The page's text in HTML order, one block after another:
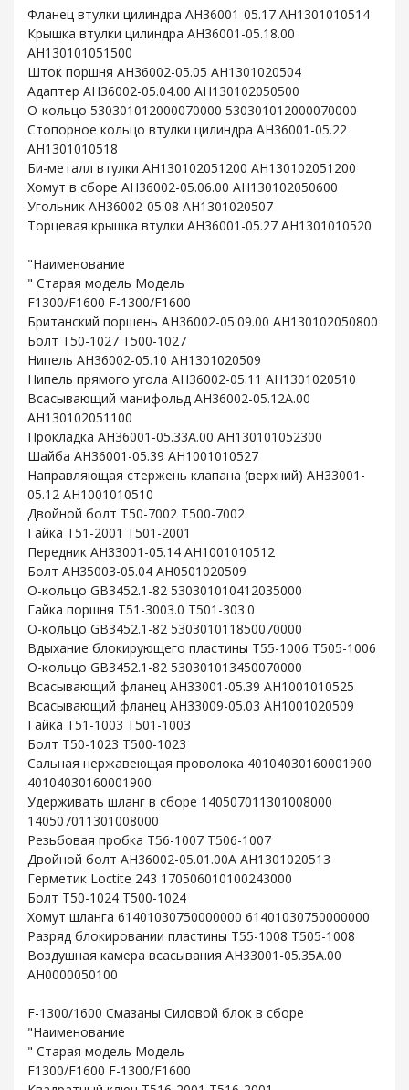
Фланец втулки цилиндра AH36001-05.17 AH1301010514
Крышка втулки цилиндра AH36001-05.18.00
AH130101051500
Шток поршня AH36002-05.05 AH1301020504
Адаптер AH36002-05.04.00 AH130102050500
O-кольцо 530301012000070000 530301012000070000
Стопорное кольцо втулки цилиндра AH36001-05.22
AH1301010518
Би-металл втулки AH130102051200 AH130102051200
Хомут в сборе AH36002-05.06.00 AH130102050600
Угольник AH36002-05.08 AH1301020507
Торцевая крышка втулки AH36001-05.27 AH1301010520
"Наименование
" Старая модель Модель
F1300/F1600 F-1300/F1600
Британский поршень AH36002-05.09.00 AH130102050800
Болт T50-1027 T500-1027
Нипель AH36002-05.10 AH1301020509
Нипель прямого угола AH36002-05.11 AH1301020510
Всасывающий манифольд AH36002-05.12A.00
AH130102051100
Прокладка AH36001-05.33A.00 AH130101052300
Шайба AH36001-05.39 AH1001010527
Направляющая стержень клапана (верхний) AH33001-
05.12 AH1001010510
Двойной болт T50-7002 T500-7002
Гайка T51-2001 T501-2001
Передник AH33001-05.14 AH1001010512
Болт AH35003-05.04 AH0501020509
O-кольцо GB3452.1-82 530301010412035000
Гайка поршня T51-3003.0 T501-303.0
O-кольцо GB3452.1-82 530301011850070000
Вдыхание блокирующего пластины T55-1006 T505-1006
O-кольцо GB3452.1-82 530301013450070000
Всасывающий фланец AH33001-05.39 AH1001010525
Всасывающий фланец AH33009-05.03 AH1001020509
Гайка T51-1003 T501-1003
Болт T50-1023 T500-1023
Сальная нержавеющая проволока 40104030160001900
40104030160001900
Удерживать шланг в сборе 140507011301008000
140507011301008000
Резьбовая пробка T56-1007 T506-1007
Двойной болт AH36002-05.01.00A AH1301020513
Герметик Loctite 243 170506010100243000
Болт T50-1024 T500-1024
Хомут шланга 61401030750000000 61401030750000000
Разряд блокировании пластины T55-1008 T505-1008
Воздушная камера всасывания AH33001-05.35A.00
AH0000050100
F-1300/1600 Смазаны Силовой блок в сборе
"Наименование
" Старая модель Модель
F1300/F1600 F-1300/F1600